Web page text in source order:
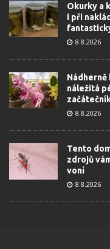
Okurky a
i při
8.8.2026
náležitá
8.8.2026
Tento
zdrojů
voní
8.8.2026